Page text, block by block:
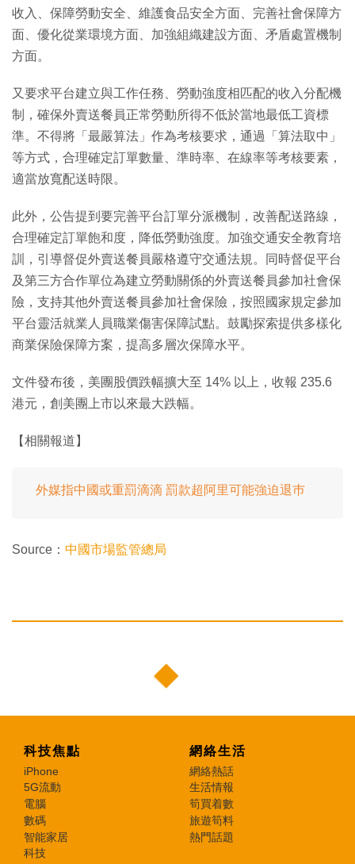
收入、保障勞動安全、維護食品安全方面、完善社會保障方
面、優化從業環境方面、加強組織建設方面、矛盾處置機制
方面。
又要求平台建立與工作任務、勞動強度相匹配的收入分配機
制，確保外賣送餐員正常勞動所得不低於當地最低工資標
準。不得將「最嚴算法」作為考核要求，通過「算法取中」
等方式，合理確定訂單數量、準時率、在線率等考核要素，
適當放寬配送時限。
此外，公告提到要完善平台訂單分派機制，改善配送路線，
合理確定訂單飽和度，降低勞動強度。加強交通安全教育培
訓，引導督促外賣送餐員嚴格遵守交通法規。同時督促平台
及第三方合作單位為建立勞動關係的外賣送餐員參加社會保
險，支持其他外賣送餐員參加社會保險，按照國家規定參加
平台靈活就業人員職業傷害保障試點。鼓勵探索提供多樣化
商業保險保障方案，提高多層次保障水平。
文件發布後，美團股價跌幅擴大至 14% 以上，收報 235.6
港元，創美團上市以來最大跌幅。
【相關報道】
外媒指中國或重罰滴滴 罰款超阿里可能強迫退巿
Source： 中國市場監管總局
科技焦點
iPhone
5G流動
電腦
數碼
智能家居
科技
網絡生活
網絡熱話
生活情報
筍買着數
旅遊筍料
熱門話題